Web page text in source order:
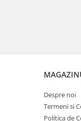
Despre noi
Termeni si
Politica de